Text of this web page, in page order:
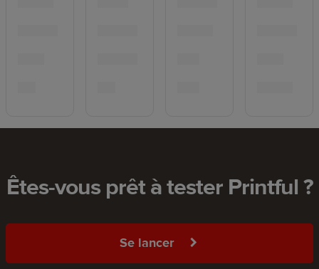
Êtes-vous prêt à tester Printful ?
Se lancer